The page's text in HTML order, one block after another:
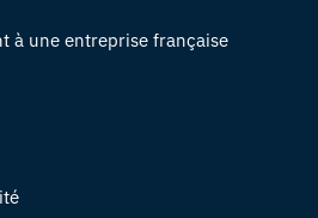
à une entreprise française